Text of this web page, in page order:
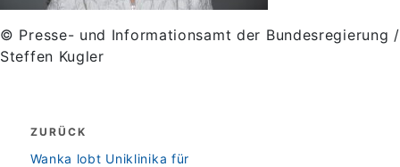
© Presse- und Informationsamt der Bundesregierung /
Steffen Kugler
Beitragsnavigation
ZURÜCK
zurück
Wanka lobt Uniklinika für